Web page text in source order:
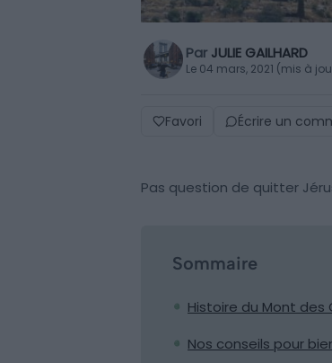
Par JULIE GAILHARD
Le 04 mars, 2021 (mis à
Favori Écrire un
Pas question de quitter
Sommaire
Histoire du Mont des
Nos conseils pour